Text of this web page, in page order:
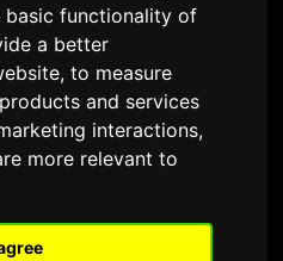
basic functionality of
a better
,to measure
and services
interactions,
more relevant to
แรกในสังกัด
ด้วยซิงเกิล
แปลจากภาษาอังกฤษ